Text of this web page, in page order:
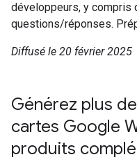
développeurs, y
questions/réponses.
Diffusé le 20 février 2025
Générez plus
cartes Google
produits